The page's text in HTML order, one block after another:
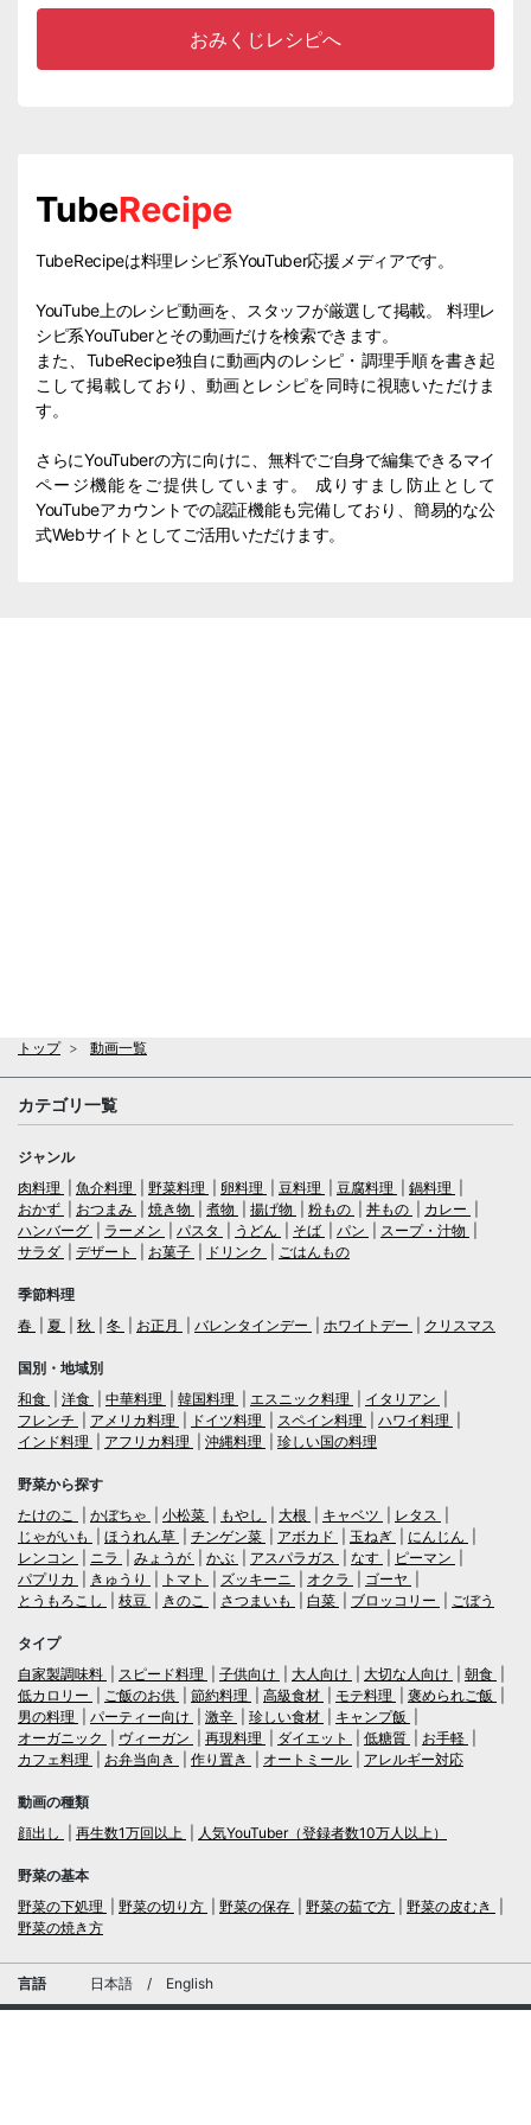
おみくじレシピへ
TubeRecipe
TubeRecipeは料理レシピ系YouTuber応援メディアです。
YouTube上のレシピ動画を、スタッフが厳選して掲載。 料理レ
シピ系YouTuberとその動画だけを検索できます。
また、TubeRecipe独自に動画内のレシピ・調理手順を書き起
こして掲載しており、動画とレシピを同時に視聴いただけま
す。
さらにYouTuberの方に向けに、無料でご自身で編集できるマイ
ページ機能をご提供しています。 成りすまし防止として
YouTubeアカウントでの認証機能も完備しており、簡易的な公
式Webサイトとしてご活用いただけます。
トップ 動画一覧
カテゴリ一覧
ジャンル
肉料理
魚介料理 野菜料理 卵料理 豆料理 豆腐料理
鍋料理
おかず
おつまみ 焼き物 煮物 揚げ物 粉もの 丼もの
カレー
ハンバーグ
ラーメン パスタ うどん そば パン
スープ・汁物
サラダ
デザート お菓子 ドリンク ごはんもの
季節料理
春
夏 秋 冬 お正月 バレンタインデー ホワイトデー クリスマス
国別・地域別
和食
洋食 中華料理 韓国料理 エスニック料理
イタリアン
フレンチ
アメリカ料理 ドイツ料理 スペイン料理
ハワイ料理
インド料理
アフリカ料理 沖縄料理 珍しい国の料理
野菜から探す
たけのこ
かぼちゃ 小松菜 もやし 大根 キャベツ
レタス
じゃがいも
ほうれん草 チンゲン菜 アボカド 玉ねぎ
にんじん
レンコン
ニラ みょうが かぶ アスパラガス なす
ピーマン
パプリカ
きゅうり トマト ズッキーニ オクラ
ゴーヤ
とうもろこし
枝豆 きのこ さつまいも 白菜 ブロッコリー ごぼう
タイプ
自家製調味料
スピード料理 子供向け 大人向け 大切な人向け
朝食
低カロリー
ご飯のお供 節約料理 高級食材 モテ料理
褒められご飯
男の料理
パーティー向け 激辛 珍しい食材
キャンプ飯
オーガニック
ヴィーガン 再現料理 ダイエット 低糖質
お手軽
カフェ料理
お弁当向き 作り置き オートミール アレルギー対応
動画の種類
顔出し
再生数1万回以上 人気YouTuber（登録者数10万人以上）
野菜の基本
野菜の下処理
野菜の切り方 野菜の保存 野菜の茹で方
野菜の皮むき
野菜の焼き方
言語 日本語 / English